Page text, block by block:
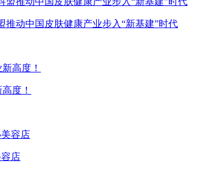
推动中国皮肤健康产业步入“新基建”时代
度！
店